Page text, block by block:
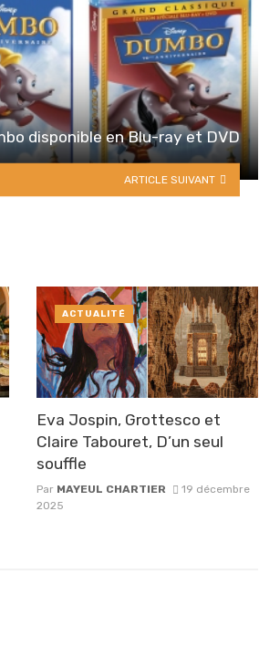
disponible en Blu-ray et DVD
ARTICLE SUIVANT
Eva Jospin, Grottesco et
Claire Tabouret, D’un seul
souffle
Par MAYEUL CHARTIER
19 décembre
2025
ACTUALITÉ